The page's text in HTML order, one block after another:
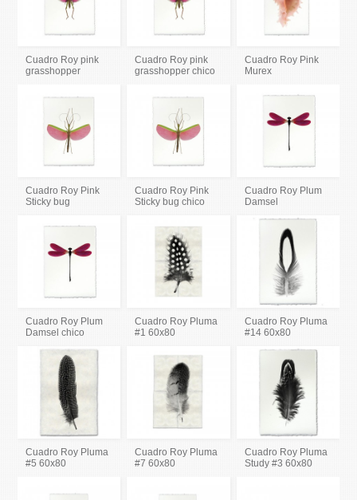
Cuadro Roy pink
grasshopper
Cuadro Roy pink
grasshopper chico
Cuadro Roy Pink
Murex
Cuadro Roy Pink
Sticky bug
Cuadro Roy Pink
Sticky bug chico
Cuadro Roy Plum
Damsel
Cuadro Roy Plum
Damsel chico
Cuadro Roy Pluma
#1 60x80
Cuadro Roy Pluma
#14 60x80
Cuadro Roy Pluma
#5 60x80
Cuadro Roy Pluma
#7 60x80
Cuadro Roy Pluma
Study #3 60x80